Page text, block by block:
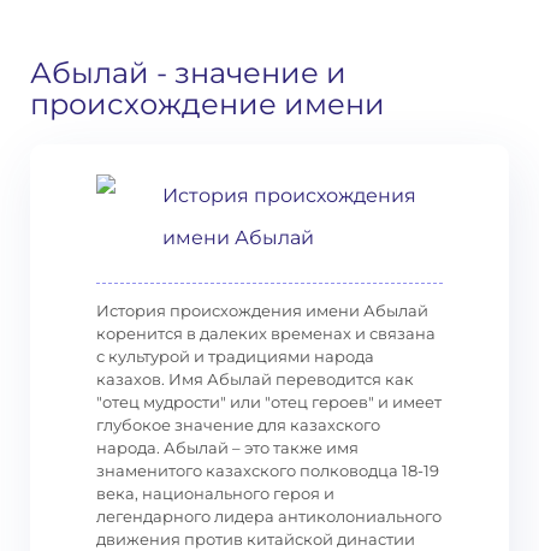
Абылай - значение и
происхождение имени
История происхождения
имени Абылай
История происхождения имени Абылай
коренится в далеких временах и связана
с культурой и традициями народа
казахов. Имя Абылай переводится как
"отец мудрости" или "отец героев" и имеет
глубокое значение для казахского
народа. Абылай – это также имя
знаменитого казахского полководца 18-19
века, национального героя и
легендарного лидера антиколониального
движения против китайской династии